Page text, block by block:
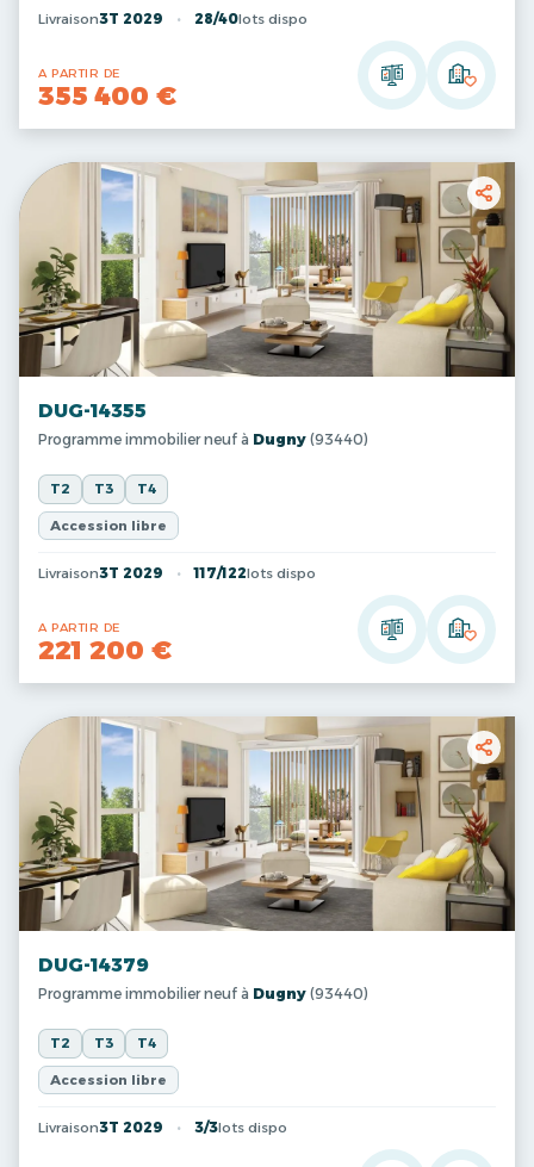
Livraison3T 2029 28/40lots dispo
A PARTIR DE
355 400 €
DUG-14355
Programme immobilier neuf à Dugny (93440)
T2 T3 T4
Accession libre
Livraison3T 2029 117/122lots dispo
A PARTIR DE
221 200 €
DUG-14379
Programme immobilier neuf à Dugny (93440)
T2 T3 T4
Accession libre
Livraison3T 2029 3/3lots dispo